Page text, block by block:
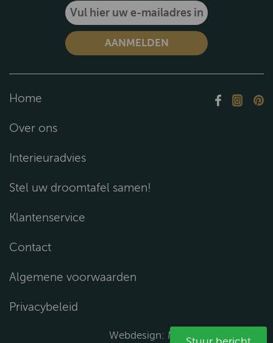
Home
Over ons
Interieuradvies
Stel uw droomtafel samen!
Klantenservice
Contact
Algemene voorwaarden
Privacybeleid
Webdesign: Media Solutions B.V.